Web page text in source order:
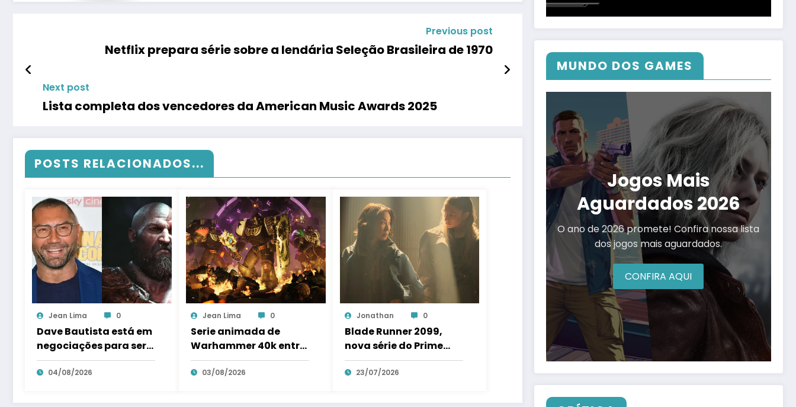
Previous post
Netflix prepara série sobre a lendária Seleção Brasileira de 1970
Next post
Lista completa dos vencedores da American Music Awards 2025
POSTS RELACIONADOS...
Jean Lima 0
Dave Bautista está em
negociações para ser
Kratos na serie de God
of war
04/08/2026
Jean Lima 0
Serie animada de
Warhammer 40k entra
em produção
03/08/2026
Jonathan 0
Blade Runner 2099,
nova série do Prime
Video ganha primeiras
imagens
23/07/2026
MUNDO DOS GAMES
Jogos Mais
Aguardados 2026
O ano de 2026 promete! Confira nossa lista
dos jogos mais aguardados.
CONFIRA AQUI